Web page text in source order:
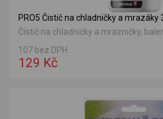
PRO5 Čistič na chladničky a mrazáky
Čistič na chladničky a mrazničky,
107 bez DPH
129 Kč